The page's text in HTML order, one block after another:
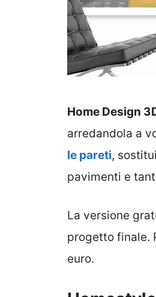
Home Design
arredandola a
le pareti,
pavimenti e
La versione
progetto finale.
euro.